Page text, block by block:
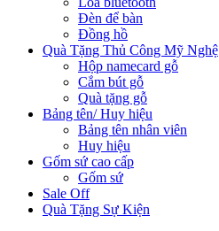
Đèn để bàn
Đồng hồ
Quà Tặng Thủ Công Mỹ Nghệ
Hộp namecard gỗ
Cắm bút gỗ
Quà tặng gỗ
Bảng tên/ Huy hiệu
Bảng tên nhân viên
Huy hiệu
Gốm sứ cao cấp
Gốm sứ
Sale Off
Quà Tặng Sự Kiện